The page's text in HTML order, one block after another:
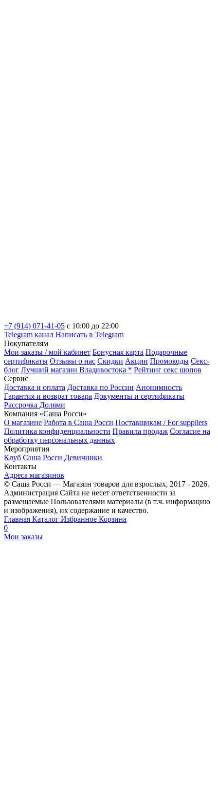
+7 (914) 071-41-05 c 10:00 до 22:00
Telegram канал Написать в Telegram
Покупателям
Мои заказы / мой кабинет Бонусная карта Подарочные
сертификаты Отзывы о нас Скидки Акции Промокоды Секс-
блог Лучший магазин Владивостока * Рейтинг секс шопов
Сервис
Доставка и оплата Доставка по России Анонимность
Гарантия и возврат товара Документы и сертификаты
Рассрочка Долями
Компания «Саша Росси»
О магазине Работа в Саша Росси Поставщикам / For suppliers
Политика конфиденциальности Правила продаж Согласие на
обработку персональных данных
Мероприятия
Клуб Саша Росси Девичники
Контакты
Адреса магазинов
© Саша Росси — Магазин товаров для взрослых, 2017 - 2026.
Администрация Сайта не несет ответственности за
размещаемые Пользователями материалы (в т.ч. информацию
и изображения), их содержание и качество.
Главная Каталог Избранное Корзина
0
Мои заказы